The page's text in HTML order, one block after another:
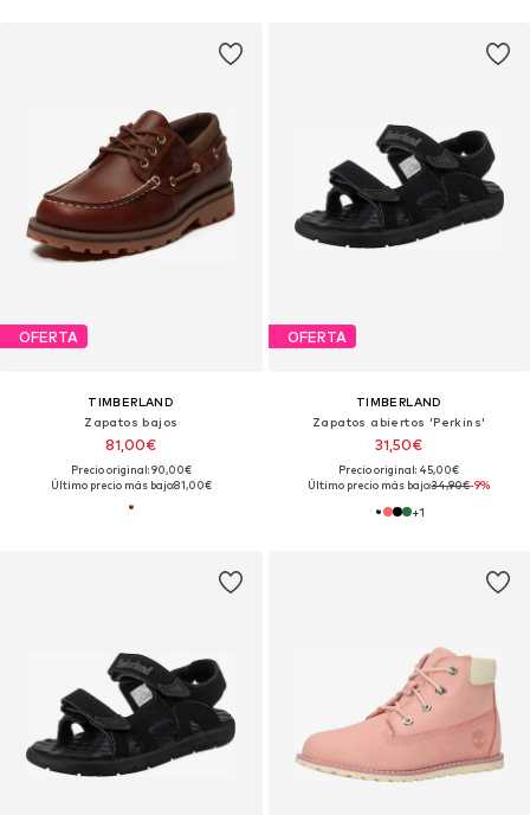
OFERTA
TIMBERLAND
Zapatos bajos
81,00€
Precio original: 90,00€
Último precio más bajo:81,00€
OFERTA
TIMBERLAND
Zapatos abiertos 'Perkins'
31,50€
Precio original: 45,00€
Último precio más bajo:34,90€-9%
+1